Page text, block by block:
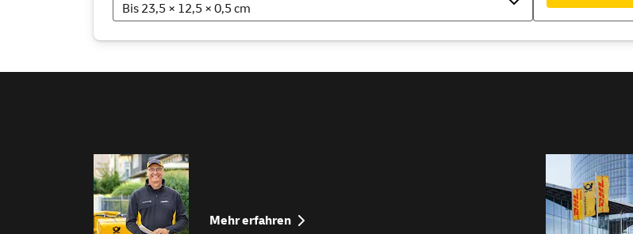
Bis 23,5 × 12,5 × 0,5 cm
Mehr erfahren